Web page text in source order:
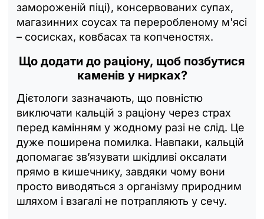
замороженій піці), консервованих супах,
магазинних соусах та переробленому м'ясі
– сосисках, ковбасах та копченостях.
Що додати до раціону, щоб позбутися
каменів у нирках?
Дієтологи зазначають, що повністю
виключати кальцій з раціону через страх
перед камінням у жодному разі не слід. Це
дуже поширена помилка. Навпаки, кальцій
допомагає зв’язувати шкідливі оксалати
прямо в кишечнику, завдяки чому вони
просто виводяться з організму природним
шляхом і взагалі не потрапляють у сечу.